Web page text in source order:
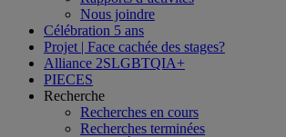
Nous joindre
Célébration 5 ans
Projet | Face cachée des stages?
Alliance 2SLGBTQIA+
PIECES
Recherche
Recherches en cours
Recherches terminées